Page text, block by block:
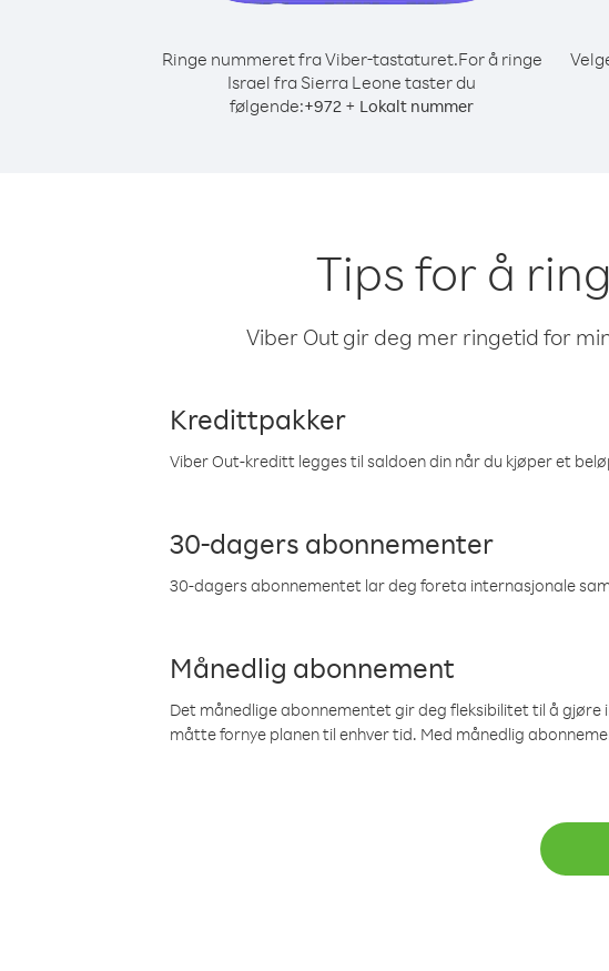
Ringe nummeret fra Viber-tastaturet.For å ringe
Israel fra Sierra Leone taster du
følgende:+972 + Lokalt nummer
Tips for å
Viber Out gir deg mer ringetid for
Kredittpakker
Viber Out-kreditt legges til saldoen din når du kjøper et
30-dagers abonnementer
30-dagers abonnementet lar deg foreta internasjonale
Månedlig abonnement
Det månedlige abonnementet gir deg fleksibilitet til å
måtte fornye planen til enhver tid. Med månedlig